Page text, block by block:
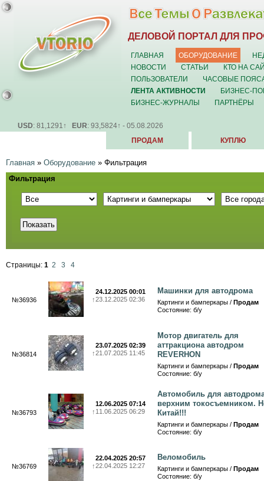
ДЕЛОВОЙ ПОРТАЛ ДЛЯ
ГЛАВНАЯ ОБОРУДОВАНИЕ
НОВОСТИ
СТАТЬИ
КТО НА
ПОЛЬЗОВАТЕЛИ
ЧАСОВЫЕ
ЛЕНТА АКТИВНОСТИ
БИЗНЕС-
БИЗНЕС-ЖУРНАЛЫ
ПАРТНЁРЫ
USD: 81,1291↑ EUR: 93,5824↑ - 05.08.2026
ПРОДАМ КУПЛЮ
Главная » Оборудование » Фильтрация
Фильтрация
Страницы: 1 2 3 4
№36936
24.12.2025 00:01
↑23.12.2025 02:36
Машинки для автодрома
Картинги и бамперкары / Продам
Состояние: б/у
№36814
23.07.2025 02:39
↑21.07.2025 11:45
Мотор двигатель для
аттракциона автодром
REVERHON
Картинги и бамперкары / Продам
Состояние: б/у
№36793
12.06.2025 07:14
↑ 11.06.2025 06:29
Автомобиль для
верхним токосъемником.
Китай!!!
Картинги и бамперкары / Продам
Состояние: б/у
№36769
22.04.2025 20:57
↑22.04.2025 12:27
Веломобиль
Картинги и бамперкары / Продам
Состояние: б/у